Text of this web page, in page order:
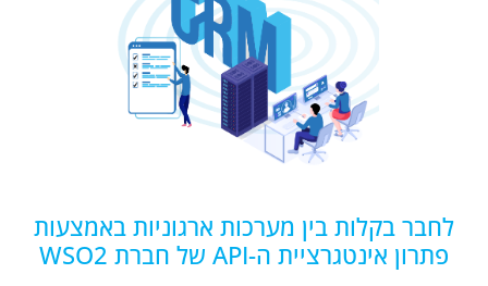
לחבר בקלות בין מערכות ארגוניות באמצעות
פתרון אינטגרציית ה-API של חברת WSO2